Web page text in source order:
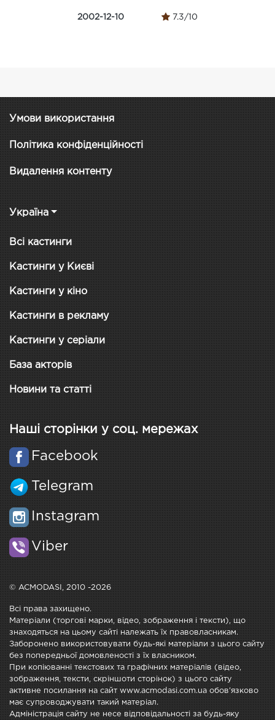
2002-12-10 7.3/10
Умови використання
Політика конфіденційності
Видалення контенту
Україна
Всі кастинги
Кастинги у Києві
Кастинги у кіно
Кастинги в рекламу
Кастинги у серіали
База акторів
Новини та статті
Наші сторінки у соц. мережах
Facebook
Telegram
Instagram
Viber
© ACMODASI, 2010 -2026
Всі права захищено.
Матеріали (торгові марки, відео, зображення і тексти), що
знаходяться на цьому сайті належать їх правовласникам.
Заборонено використовувати будь-які матеріали з цього сайту
без попередньої домовленості з їх власником.
При копіюванні текстових та графічних матеріалів (відео,
зображення, тексти, скріншоти сторінок) з цього сайту
активне посилання на сайт www.acmodasi.com.ua обов'язково
має супроводжувати такий матеріал.
Адміністрація сайту не несе відповідальності за будь-яку